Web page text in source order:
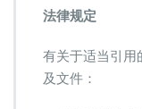
法律规定
有关于适当引用
及文件：